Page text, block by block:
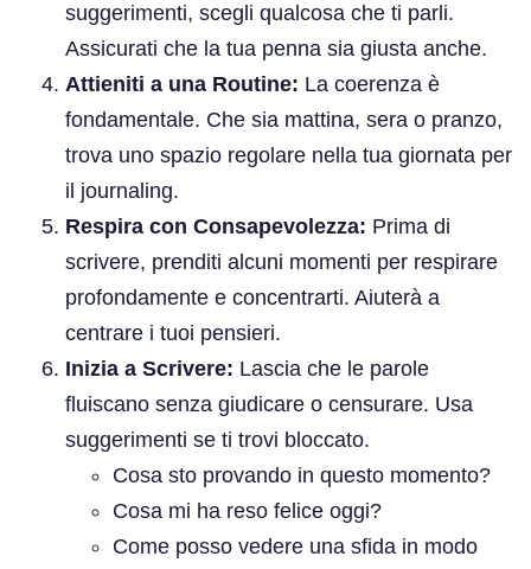
suggerimenti, scegli qualcosa che ti parli.
Assicurati che la tua penna sia giusta anche.
Attieniti a una Routine: La coerenza è
fondamentale. Che sia mattina, sera o pranzo,
trova uno spazio regolare nella tua giornata per
il journaling.
Respira con Consapevolezza: Prima di
scrivere, prenditi alcuni momenti per respirare
profondamente e concentrarti. Aiuterà a
centrare i tuoi pensieri.
Inizia a Scrivere: Lascia che le parole
fluiscano senza giudicare o censurare. Usa
suggerimenti se ti trovi bloccato.
Cosa sto provando in questo momento?
Cosa mi ha reso felice oggi?
Come posso vedere una sfida in modo